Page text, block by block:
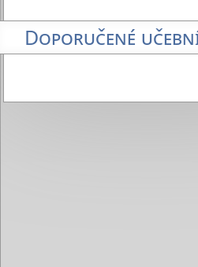
Doporučené